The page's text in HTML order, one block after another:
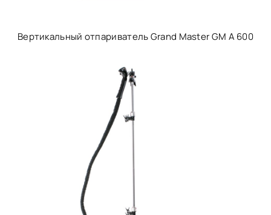
Вертикальный отпариватель Grand Master GM A 600